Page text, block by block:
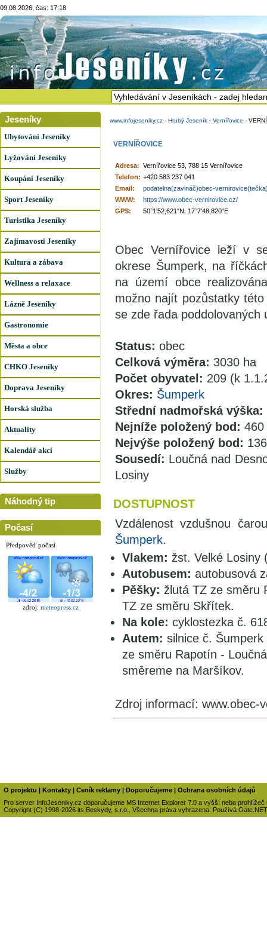
09.08.2026, čas: 17:18
Jeseníky
Ubytování Jeseníky
Lyžování Jeseníky
Koupání Jeseníky
Sport Jeseníky
Turistika Jeseníky
Zajímavosti Jeseníky
Kultura a zábava
Wellness a relaxace
Lázně Jeseníky
Gastronomie
Města a obce
CHKO Jeseníky
Doprava Jeseníky
Horská služba
Aktuality
Kalendář akcí
Služby
Náhodný tip
Počasí
Předpověď počasí
zdroj: meteopress.cz
www.infojeseniky.cz - Hrubý Jeseník - Vernířovice -
VERNÍŘOVICE
Adresa: Vernířovice 53, 788 15 Vernířovice
Telefon: +420 583 237 041
Email:
podatelna(zavináč)obec-
WWW:
https://www.obec-vernirovice.cz/
GPS:
50°1'52,621"N, 17°7'48,820"E
Obec Vernířovice leží v
okrese Šumperk, na
na území obce
možno najít pozůstatky
se zde řada
Status: obec
Celková výměra: 3030 ha
Počet obyvatel: 209 (k
Okres: Šumperk
Střední nadmořská výška:
Nejníže položený bod:
Nejvýše položený bod:
Sousedí: Loučná nad
Losiny
DOSTUPNOST
Vzdálenost vzdušnou
Šumperk.
Vlakem: žst. Velké
Autobusem: autobusová
Pěšky: žlutá TZ ze směru
TZ ze směru Skřítek.
Na kole: cyklostezka č.
Autem: silnice č.
ze směru Rapotín -
směreme na Maršíkov.
Zdroj informací: www.obec-
O projektu | Kontakty | Ceník reklamy | Doporučujeme | Ochrana osobních údajů
Pro server InfoJeseniky.cz doporučujeme MS Internet Explorer 7.0 a vyšší nebo prohlížeč
Copyright (C) 1998-2026 its Beskydy, s.r.o., Všechna práva vyhrazena. Používá